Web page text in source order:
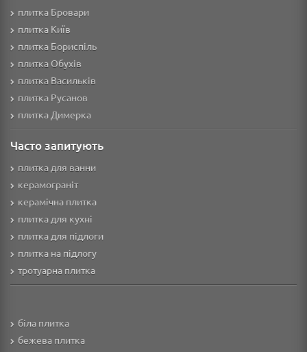
плитка Бровари
плитка Київ
плитка Бориспіль
плитка Обухів
плитка Васильків
плитка Русанов
плитка Димерка
Часто запитують
плитка для ванни
керамограніт
керамічна плитка
плитка для кухні
плитка для підлоги
плитка на підлогу
тротуарна плитка
біла плитка
бежева плитка